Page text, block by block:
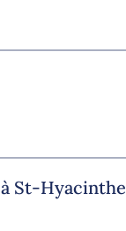
St-Hyacinthe